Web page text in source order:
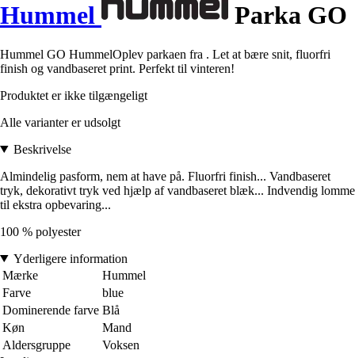
Hummel Parka GO
Hummel GO HummelOplev parkaen fra . Let at bære snit, fluorfri
finish og vandbaseret print. Perfekt til vinteren!
Produktet er ikke tilgængeligt
Alle varianter er udsolgt
Beskrivelse
Almindelig pasform, nem at have på. Fluorfri finish... Vandbaseret
tryk, dekorativt tryk ved hjælp af vandbaseret blæk... Indvendig lomme
til ekstra opbevaring...
100 % polyester
Yderligere information
Mærke
Hummel
Farve
blue
Dominerende farve Blå
Køn
Mand
Aldersgruppe
Voksen